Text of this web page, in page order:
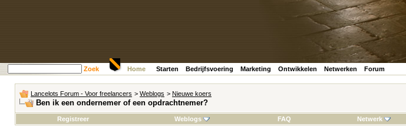
Zoek Home Starten Bedrijfsvoering Marketing Ontwikkelen Netwerken Forum
Lancelots Forum - Voor freelancers > Weblogs > Nieuwe koers
Ben ik een ondernemer of een opdrachtnemer?
Registreer
Weblogs FAQ Netwerk